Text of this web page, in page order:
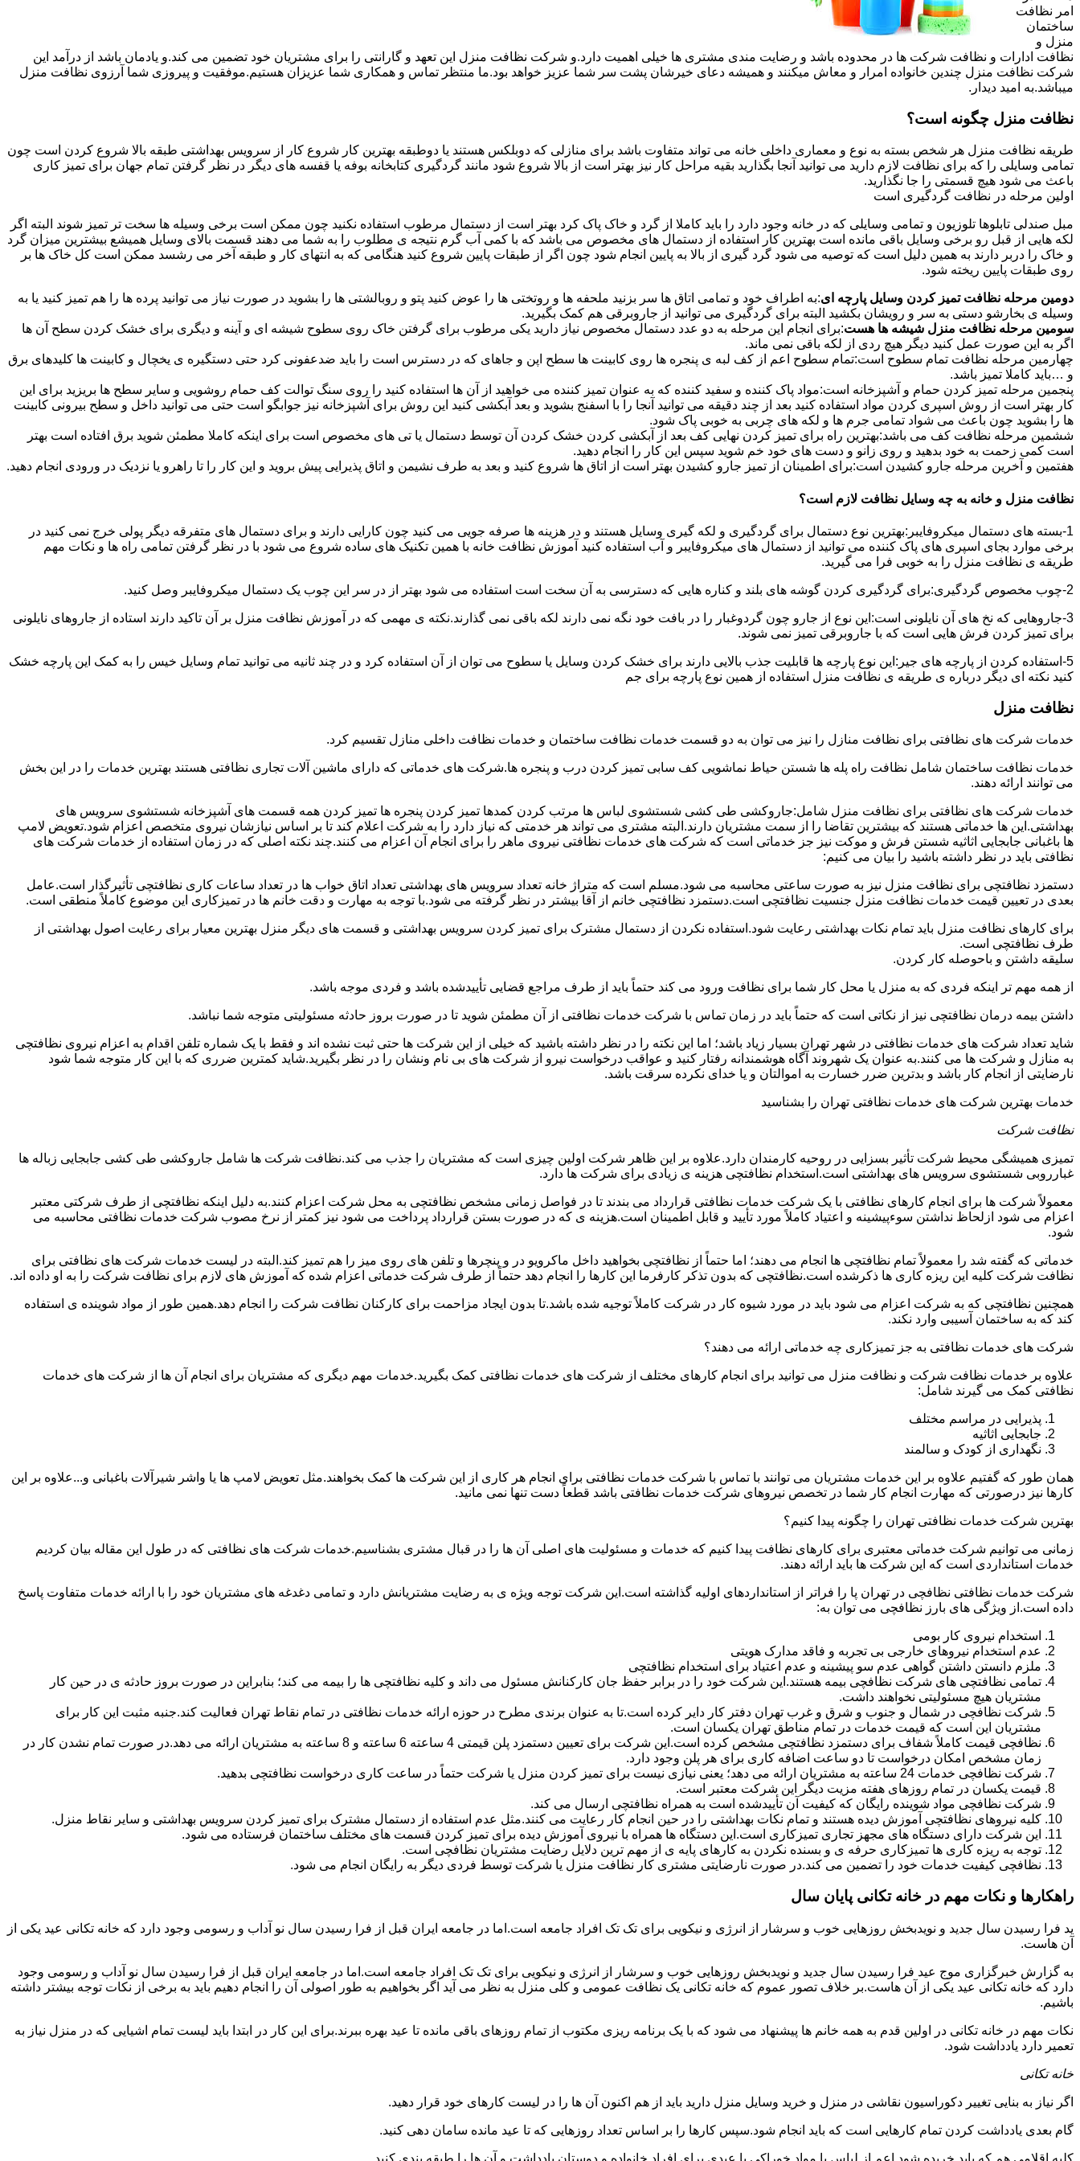
امر نظافت
ساختمان
منزل و
نظافت ادارات و نظافت شرکت ها در محدوده باشد و رضایت مندی مشتری ها خیلی اهمیت دارد.و شرکت نظافت منزل این تعهد و گارانتی را برای مشتریان خود تضمین می کند.و یادمان باشد از درآمد این
شرکت نظافت منزل چندین خانواده امرار و معاش میکنند و همیشه دعای خیرشان پشت سر شما عزیز خواهد بود.ما منتظر تماس و همکاری شما عزیزان هستیم.موفقیت و پیروزی شما آرزوی نظافت منزل
میباشد.به امید دیدار.
نظافت منزل چگونه است؟
طریقه نظافت منزل هر شخص بسته به نوع و معماری داخلی خانه می تواند متفاوت باشد برای منازلی که دوبلکس هستند یا دوطبقه بهترین کار شروع کار از سرویس بهداشتی طبقه بالا شروع کردن است چون
تمامی وسایلی را که برای نظافت لازم دارید می توانید آنجا بگذارید بقیه مراحل کار نیز بهتر است از بالا شروع شود مانند گردگیری کتابخانه بوفه یا قفسه های دیگر در نظر گرفتن تمام جهان برای تمیز کاری
باعث می شود هیچ قسمتی را جا نگذارید.
اولین مرحله در نظافت گردگیری است
مبل صندلی تابلوها تلوزیون و تمامی وسایلی که در خانه وجود دارد را باید کاملا از گرد و خاک پاک کرد بهتر است از دستمال مرطوب استفاده نکنید چون ممکن است برخی وسیله ها سخت تر تمیز شوند البته اگر
لکه هایی از قبل رو برخی وسایل باقی مانده است بهترین کار استفاده از دستمال های مخصوص می باشد که با کمی آب گرم نتیجه ی مطلوب را به شما می دهند قسمت بالای وسایل همیشع بیشترین میزان گرد
و خاک را دربر دارند به همین دلیل است که توصیه می شود گرد گیری از بالا به پایین انجام شود چون اگر از طبقات پایین شروع کنید هنگامی که به انتهای کار و طبقه آخر می رشسد ممکن است کل خاک ها بر
روی طبقات پایین ریخته شود.
دومین مرحله نظافت تمیز کردن وسایل پارچه ای:به اطراف خود و تمامی اتاق ها سر بزنید ملحفه ها و روتختی ها را عوض کنید پتو و روبالشتی ها را بشوید در صورت نیاز می توانید پرده ها را هم تمیز کنید یا به
وسیله ی بخارشو دستی به سر و رویشان بکشید البته برای گردگیری می توانید از جاروبرقی هم کمک بگیرید.
سومین مرحله نظافت منزل شیشه ها هست:برای انجام این مرحله به دو عدد دستمال مخصوص نیاز دارید یکی مرطوب برای گرفتن خاک روی سطوح شیشه ای و آینه و دیگری برای خشک کردن سطح آن ها
اگر به این صورت عمل کنید دیگر هیچ ردی از لکه باقی نمی ماند.
چهارمین مرحله نظافت تمام سطوح است:تمام سطوح اعم از کف لبه ی پنجره ها روی کابینت ها سطح اپن و جاهای که در دسترس است را باید ضدعفونی کرد حتی دستگیره ی یخچال و کابینت ها کلیدهای برق
و …باید کاملا تمیز باشد.
پنجمین مرحله تمیز کردن حمام و آشپزخانه است:مواد پاک کننده و سفید کننده که به عنوان تمیز کننده می خواهید از آن ها استفاده کنید را روی سنگ توالت کف حمام روشویی و سایر سطح ها بریزید برای این
کار بهتر است از روش اسپری کردن مواد استفاده کنید بعد از چند دقیقه می توانید آنجا را با اسفنج بشوید و بعد آبکشی کنید این روش برای آشپزخانه نیز جوابگو است حتی می توانید داخل و سطح بیرونی کابینت
ها را بشوید چون باعث می شواد تمامی جرم ها و لکه های چربی به خوبی پاک شود.
ششمین مرحله نظافت کف می باشد:بهترین راه برای تمیز کردن نهایی کف بعد از آبکشی کردن خشک کردن آن توسط دستمال یا تی های مخصوص است برای اینکه کاملا مطمئن شوید برق افتاده است بهتر
است کمی زحمت به خود بدهید و روی زانو و دست های خود خم شوید سپس این کار را انجام دهید.
هفتمین و آخرین مرحله جارو کشیدن است:برای اطمینان از تمیز جارو کشیدن بهتر است از اتاق ها شروع کنید و بعد به طرف نشیمن و اتاق پذیرایی پیش بروید و این کار را تا راهرو یا نزدیک در ورودی انجام دهید.
نظافت منزل و خانه به چه وسایل نظافت لازم است؟
1-بسته های دستمال میکروفایبر:بهترین نوع دستمال برای گردگیری و لکه گیری وسایل هستند و در هزینه ها صرفه جویی می کنید چون کارایی دارند و برای دستمال های متفرقه دیگر پولی خرج نمی کنید در
برخی موارد بجای اسپری های پاک کننده می توانید از دستمال های میکروفایبر و آب استفاده کنید آموزش نظافت خانه با همین تکنیک های ساده شروع می شود با در نظر گرفتن تمامی راه ها و نکات مهم
طریقه ی نظافت منزل را به خوبی فرا می گیرید.
2-چوب مخصوص گردگیری:برای گردگیری کردن گوشه های بلند و کناره هایی که دسترسی به آن سخت است استفاده می شود بهتر از در سر این چوب یک دستمال میکروفایبر وصل کنید.
3-جاروهایی که نخ های آن نایلونی است:این نوع از جارو چون گردوغبار را در بافت خود نگه نمی دارند لکه باقی نمی گذارند.نکته ی مهمی که در آموزش نظافت منزل بر آن تاکید دارند استاده از جاروهای نایلونی
برای تمیز کردن فرش هایی است که با جاروبرقی تمیز نمی شوند.
5-استفاده کردن از پارچه های جیر:این نوع پارچه ها قابلیت جذب بالایی دارند برای خشک کردن وسایل یا سطوح می توان از آن استفاده کرد و در چند ثانیه می توانید تمام وسایل خیس را به کمک این پارچه خشک
کنید نکته ای دیگر درباره ی طریقه ی نظافت منزل استفاده از همین نوع پارچه برای جم
نظافت منزل
خدمات شرکت های نظافتی برای نظافت منازل را نیز می توان به دو قسمت خدمات نظافت ساختمان و خدمات نظافت داخلی منازل تقسیم کرد.
خدمات نظافت ساختمان شامل نظافت راه پله ها شستن حیاط نماشویی کف سابی تمیز کردن درب و پنجره ها.شرکت های خدماتی که دارای ماشین آلات تجاری نظافتی هستند بهترین خدمات را در این بخش
می توانند ارائه دهند.
خدمات شرکت های نظافتی برای نظافت منزل شامل:جاروکشی طی کشی شستشوی لباس ها مرتب کردن کمدها تمیز کردن پنجره ها تمیز کردن همه قسمت های آشپزخانه شستشوی سرویس های
بهداشتی.این ها خدماتی هستند که بیشترین تقاضا را از سمت مشتریان دارند.البته مشتری می تواند هر خدمتی که نیاز دارد را به شرکت اعلام کند تا بر اساس نیازشان نیروی متخصص اعزام شود.تعویض لامپ
ها باغبانی جابجایی اثاثیه شستن فرش و موکت نیز جز خدماتی است که شرکت های خدمات نظافتی نیروی ماهر را برای انجام آن اعزام می کنند.چند نکته اصلی که در زمان استفاده از خدمات شرکت های
نظافتی باید در نظر داشته باشید را بیان می کنیم:
دستمزد نظافتچی برای نظافت منزل نیز به صورت ساعتی محاسبه می شود.مسلم است که متراژ خانه تعداد سرویس های بهداشتی تعداد اتاق خواب ها در تعداد ساعات کاری نظافتچی تأثیرگذار است.عامل
بعدی در تعیین قیمت خدمات نظافت منزل جنسیت نظافتچی است.دستمزد نظافتچی خانم از آقا بیشتر در نظر گرفته می شود.با توجه به مهارت و دقت خانم ها در تمیزکاری این موضوع کاملاً منطقی است.
برای کارهای نظافت منزل باید تمام نکات بهداشتی رعایت شود.استفاده نکردن از دستمال مشترک برای تمیز کردن سرویس بهداشتی و قسمت های دیگر منزل بهترین معیار برای رعایت اصول بهداشتی از
طرف نظافتچی است.
سلیقه داشتن و باحوصله کار کردن.
از همه مهم تر اینکه فردی که به منزل یا محل کار شما برای نظافت ورود می کند حتماً باید از طرف مراجع قضایی تأییدشده باشد و فردی موجه باشد.
داشتن بیمه درمان نظافتچی نیز از نکاتی است که حتماً باید در زمان تماس با شرکت خدمات نظافتی از آن مطمئن شوید تا در صورت بروز حادثه مسئولیتی متوجه شما نباشد.
شاید تعداد شرکت های خدمات نظافتی در شهر تهران بسیار زیاد باشد؛ اما این نکته را در نظر داشته باشید که خیلی از این شرکت ها حتی ثبت نشده اند و فقط با یک شماره تلفن اقدام به اعزام نیروی نظافتچی
به منازل و شرکت ها می کنند.به عنوان یک شهروند آگاه هوشمندانه رفتار کنید و عواقب درخواست نیرو از شرکت های بی نام ونشان را در نظر بگیرید.شاید کمترین ضرری که با این کار متوجه شما شود
نارضایتی از انجام کار باشد و بدترین ضرر خسارت به اموالتان و یا خدای نکرده سرقت باشد.
خدمات بهترین شرکت های خدمات نظافتی تهران را بشناسید
نظافت شرکت
تمیزی همیشگی محیط شرکت تأثیر بسزایی در روحیه کارمندان دارد.علاوه بر این ظاهر شرکت اولین چیزی است که مشتریان را جذب می کند.نظافت شرکت ها شامل جاروکشی طی کشی جابجایی زباله ها
غبارروبی شستشوی سرویس های بهداشتی است.استخدام نظافتچی هزینه ی زیادی برای شرکت ها دارد.
معمولاً شرکت ها برای انجام کارهای نظافتی با یک شرکت خدمات نظافتی قرارداد می بندند تا در فواصل زمانی مشخص نظافتچی به محل شرکت اعزام کنند.به دلیل اینکه نظافتچی از طرف شرکتی معتبر
اعزام می شود ازلحاظ نداشتن سوءپیشینه و اعتیاد کاملاً مورد تأیید و قابل اطمینان است.هزینه ی که در صورت بستن قرارداد پرداخت می شود نیز کمتر از نرخ مصوب شرکت خدمات نظافتی محاسبه می
شود.
خدماتی که گفته شد را معمولاً تمام نظافتچی ها انجام می دهند؛ اما حتماً از نظافتچی بخواهید داخل ماکرویو در و پنچرها و تلفن های روی میز را هم تمیز کند.البته در لیست خدمات شرکت های نظافتی برای
نظافت شرکت کلیه این ریزه کاری ها ذکرشده است.نظافتچی که بدون تذکر کارفرما این کارها را انجام دهد حتماً از طرف شرکت خدماتی اعزام شده که آموزش های لازم برای نظافت شرکت را به او داده اند.
همچنین نظافتچی که به شرکت اعزام می شود باید در مورد شیوه کار در شرکت کاملاً توجیه شده باشد.تا بدون ایجاد مزاحمت برای کارکنان نظافت شرکت را انجام دهد.همین طور از مواد شوینده ی استفاده
کند که به ساختمان آسیبی وارد نکند.
شرکت های خدمات نظافتی به جز تمیزکاری چه خدماتی ارائه می دهند؟
علاوه بر خدمات نظافت شرکت و نظافت منزل می توانید برای انجام کارهای مختلف از شرکت های خدمات نظافتی کمک بگیرید.خدمات مهم دیگری که مشتریان برای انجام آن ها از شرکت های خدمات
نظافتی کمک می گیرند شامل:
پذیرایی در مراسم مختلف
جابجایی اثاثیه
نگهداری از کودک و سالمند
همان طور که گفتیم علاوه بر این خدمات مشتریان می توانند با تماس با شرکت خدمات نظافتی برای انجام هر کاری از این شرکت ها کمک بخواهند.مثل تعویض لامپ ها یا واشر شیرآلات باغبانی و...علاوه بر این
کارها نیز درصورتی که مهارت انجام کار شما در تخصص نیروهای شرکت خدمات نظافتی باشد قطعاً دست تنها نمی مانید.
بهترین شرکت خدمات نظافتی تهران را چگونه پیدا کنیم؟
زمانی می توانیم شرکت خدماتی معتبری برای کارهای نظافت پیدا کنیم که خدمات و مسئولیت های اصلی آن ها را در قبال مشتری بشناسیم.خدمات شرکت های نظافتی که در طول این مقاله بیان کردیم
خدمات استانداردی است که این شرکت ها باید ارائه دهند.
شرکت خدمات نظافتی نظافچی در تهران پا را فراتر از استانداردهای اولیه گذاشته است.این شرکت توجه ویژه ی به رضایت مشتریانش دارد و تمامی دغدغه های مشتریان خود را با ارائه خدمات متفاوت پاسخ
داده است.از ویژگی های بارز نظافچی می توان به:
استخدام نیروی کار بومی
عدم استخدام نیروهای خارجی بی تجربه و فاقد مدارک هویتی
ملزم دانستن داشتن گواهی عدم سو پیشینه و عدم اعتیاد برای استخدام نظافتچی
تمامی نظافتچی های شرکت نظافچی بیمه هستند.این شرکت خود را در برابر حفظ جان کارکنانش مسئول می داند و کلیه نظافتچی ها را بیمه می کند؛ بنابراین در صورت بروز حادثه ی در حین کار
مشتریان هیچ مسئولیتی نخواهند داشت.
شرکت نظافچی در شمال و جنوب و شرق و غرب تهران دفتر کار دایر کرده است.تا به عنوان برندی مطرح در حوزه ارائه خدمات نظافتی در تمام نقاط تهران فعالیت کند.جنبه مثبت این کار برای
مشتریان این است که قیمت خدمات در تمام مناطق تهران یکسان است.
نظافچی قیمت کاملاً شفاف برای دستمزد نظافتچی مشخص کرده است.این شرکت برای تعیین دستمزد پلن قیمتی 4 ساعته 6 ساعته و 8 ساعته به مشتریان ارائه می دهد.در صورت تمام نشدن کار در
زمان مشخص امکان درخواست تا دو ساعت اضافه کاری برای هر پلن وجود دارد.
شرکت نظافچی خدمات 24 ساعته به مشتریان ارائه می دهد؛ یعنی نیازی نیست برای تمیز کردن منزل یا شرکت حتماً در ساعت کاری درخواست نظافتچی بدهید.
قیمت یکسان در تمام روزهای هفته مزیت دیگر این شرکت معتبر است.
شرکت نظافچی مواد شوینده رایگان که کیفیت آن تأییدشده است به همراه نظافتچی ارسال می کند.
کلیه نیروهای نظافتچی آموزش دیده هستند و تمام نکات بهداشتی را در حین انجام کار رعایت می کنند.مثل عدم استفاده از دستمال مشترک برای تمیز کردن سرویس بهداشتی و سایر نقاط منزل.
این شرکت دارای دستگاه های مجهز تجاری تمیزکاری است.این دستگاه ها همراه با نیروی آموزش دیده برای تمیز کردن قسمت های مختلف ساختمان فرستاده می شود.
توجه به ریزه کاری ها تمیزکاری حرفه ی و بسنده نکردن به کارهای پایه ی از مهم ترین دلایل رضایت مشتریان نظافچی است.
نظافچی کیفیت خدمات خود را تضمین می کند.در صورت نارضایتی مشتری کار نظافت منزل یا شرکت توسط فردی دیگر به رایگان انجام می شود.
راهکارها و نکات مهم در خانه تکانی پایان سال
ید فرا رسیدن سال جدید و نویدبخش روزهایی خوب و سرشار از انرژی و نیکویی برای تک تک افراد جامعه است.اما در جامعه ایران قبل از فرا رسیدن سال نو آداب و رسومی وجود دارد که خانه تکانی عید یکی از
آن هاست.
به گزارش خبرگزاری موج عید فرا رسیدن سال جدید و نویدبخش روزهایی خوب و سرشار از انرژی و نیکویی برای تک تک افراد جامعه است.اما در جامعه ایران قبل از فرا رسیدن سال نو آداب و رسومی وجود
دارد که خانه تکانی عید یکی از آن هاست.بر خلاف تصور عموم که خانه تکانی یک نظافت عمومی و کلی منزل به نظر می آید اگر بخواهیم به طور اصولی آن را انجام دهیم باید به برخی از نکات توجه بیشتر داشته
باشیم.
نکات مهم در خانه تکانی در اولین قدم به همه خانم ها پیشنهاد می شود که با یک برنامه ریزی مکتوب از تمام روزهای باقی مانده تا عید بهره ببرند.برای این کار در ابتدا باید لیست تمام اشیایی که در منزل نیاز به
تعمیر دارد یادداشت شود.
خانه تکانی
اگر نیاز به بنایی تغییر دکوراسیون نقاشی در منزل و خرید وسایل منزل دارید باید از هم اکنون آن ها را در لیست کارهای خود قرار دهید.
گام بعدی یادداشت کردن تمام کارهایی است که باید انجام شود.سپس کارها را بر اساس تعداد روزهایی که تا عید مانده سامان دهی کنید.
کلیه اقلامی هم که باید خریده شود اعم از لباس یا مواد خوراکی یا عیدی برای افراد خانواده و دوستان یادداشت و آن ها را طبقه بندی کنید.